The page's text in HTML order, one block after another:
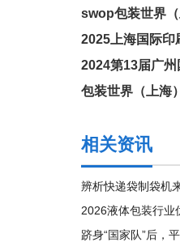
swop包装世界
2025上海国际印
2024第13届广
包装世界（上海
相关资讯